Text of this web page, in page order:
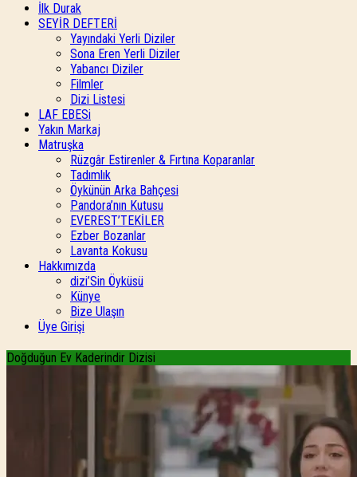
İlk Durak
SEYİR DEFTERİ
Yayındaki Yerli Diziler
Sona Eren Yerli Diziler
Yabancı Diziler
Filmler
Dizi Listesi
LAF EBESi
Yakın Markaj
Matruşka
Rüzgâr Estirenler & Fırtına Koparanlar
Tadımlık
Öykünün Arka Bahçesi
Pandora’nın Kutusu
EVEREST’TEKİLER
Ezber Bozanlar
Lavanta Kokusu
Hakkımızda
dizi’Sin Öyküsü
Künye
Bize Ulaşın
Üye Girişi
Doğduğun Ev Kaderindir Dizisi